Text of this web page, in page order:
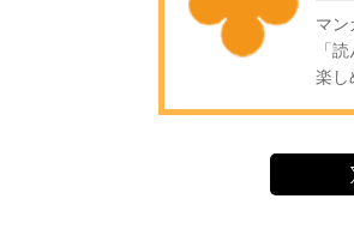
マン
「
楽し